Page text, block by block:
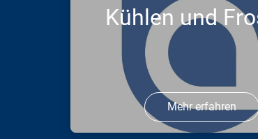
Kühlen und
Mehr erfahren